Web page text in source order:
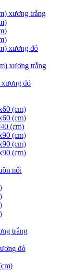
xương trắng
xương đỏ
xương trắng
xương đỏ
(cm)
(cm)
(cm)
(cm)
(cm)
(cm)
nổi
trắng
đỏ